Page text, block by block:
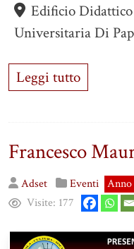
Edificio
Universitaria Di
Leggi tutto
Francesco
Adset Eventi Anno
Visite: 177